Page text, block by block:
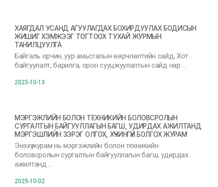
ХАЯГДАЛ УСАНД АГУУЛАГДАХ БОХИРДУУЛАХ БОДИСЫН
ЖИШИГ ХЭМЖЭЭГ ТОГТООХ ТУХАЙ ЖУРМЫН
ТАНИЛЦУУЛГА
Байгаль орчин, уур амьсгалын өөрчлөлтийн сайд, Хот
байгуулалт, барилга, орон сууцжуулалтын сайд нар …
2025-10-13
МЭРГЭЖЛИЙН БОЛОН ТЕХНИКИЙН БОЛОВСРОЛЫН
СУРГАЛТЫН БАЙГУУЛЛАГЫН БАГШ, УДИРДАХ АЖИЛТАНД
МЭРГЭШЛИЙН ЗЭРЭГ ОЛГОХ, ХҮЧИНГҮЙ БОЛГОХ ЖУРАМ
Энэхүү журам нь мэргэжлийн болон техникийн
боловсролын сургалтын байгууллагын багш, удирдах
ажилтанд …
2025-10-02